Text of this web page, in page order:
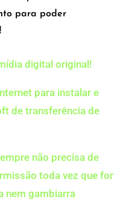
para poder
digital original!
para instalar e
de transferência de
não precisa de
toda vez que for
nem gambiarra